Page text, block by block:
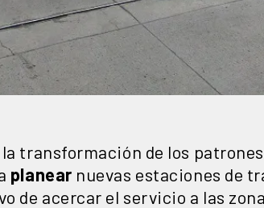
la transformación de los
planear nuevas estaciones de
de acercar el servicio a las